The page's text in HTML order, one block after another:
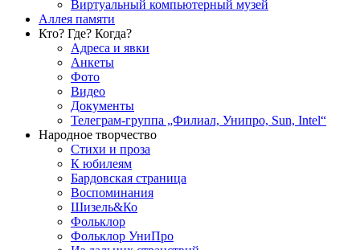
Виртуальный компьютерный музей
Аллея памяти
Кто? Где? Когда?
Адреса и явки
Анкеты
Фото
Видео
Документы
Телеграм-группа „Филиал, Унипро, Sun, Intel“
Народное творчество
Стихи и проза
К юбилеям
Бардовская страница
Воспоминания
Шизель&Ко
Фольклор
Фольклор УниПро